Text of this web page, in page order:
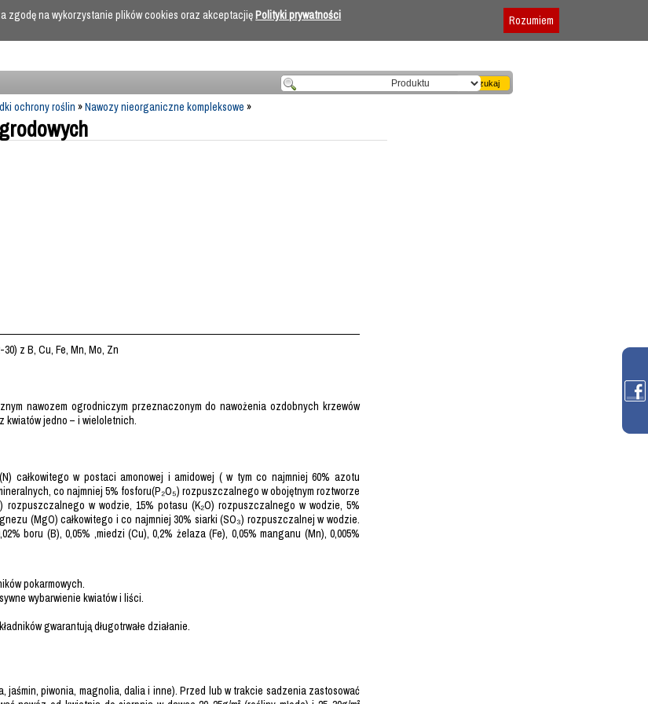
Regulamin
ochrony roślin »Nawozy nieorganiczne kompleksowe »
z B, Cu, Fe, Mn, Mo, Zn
nawozem ogrodniczym przeznaczonym do nawożenia ozdobnych krzewów
kwiatów jedno – i wieloletnich.
całkowitego w postaci amonowej i amidowej ( w tym co najmniej 60% azotu
co najmniej 5% fosforu(P₂O₅) rozpuszczalnego w obojętnym roztworze
w wodzie, 15% potasu (K₂O) rozpuszczalnego w wodzie, 5%
(MgO) całkowitego i co najmniej 30% siarki (SO₃) rozpuszczalnej w wodzie.
boru (B), 0,05% ,miedzi (Cu), 0,2% żelaza (Fe), 0,05% manganu (Mn), 0,005%
pokarmowych.
wybarwienie kwiatów i liści.
gwarantują długotrwałe działanie.
jaśmin, piwonia, magnolia, dalia i inne). Przed lub w trakcie sadzenia zastosować
zgodę na wykorzystanie plików cookies oraz akceptacjięPolityki prywatności Rozumiem